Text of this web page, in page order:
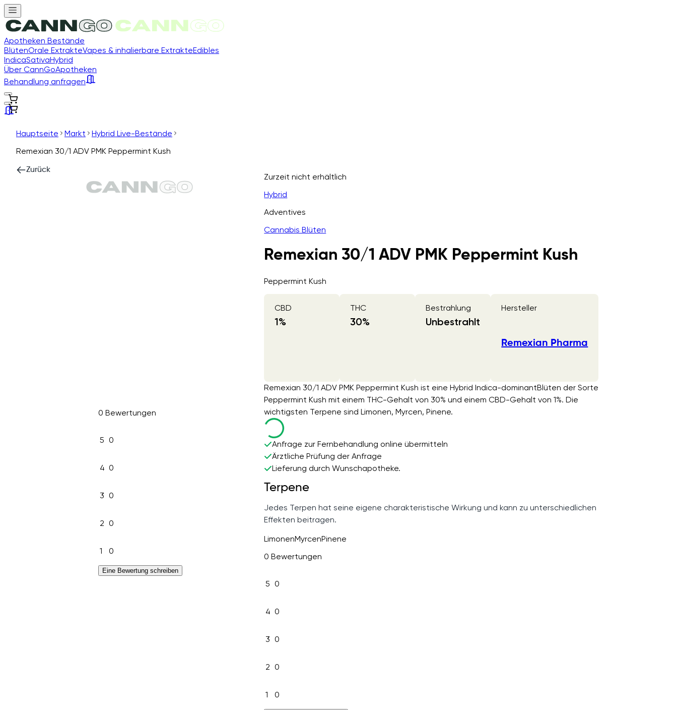
Apotheken Bestände
BlütenOrale ExtrakteVapes & inhalierbare ExtrakteEdibles
IndicaSativaHybrid
Über CannGoApotheken
Behandlung anfragen
Hauptseite Markt
Hybrid Live-Bestände
Remexian 30/1 ADV PMK Peppermint Kush
Zurück
0 Bewertungen
5 0
4 0
3 0
2 0
1 0
Eine Bewertung schreiben
Zurzeit nicht erhältlich
Hybrid
Adventives
Cannabis Blüten
Remexian 30/1 ADV PMK Peppermint Kush
Peppermint Kush
CBD
1%
THC
30%
Bestrahlung
Unbestrahlt
Hersteller
Remexian Pharma
Remexian 30/1 ADV PMK Peppermint Kush ist eine Hybrid Indica-dominantBlüten der Sorte
Peppermint Kush mit einem THC-Gehalt von 30% und einem CBD-Gehalt von 1%. Die
wichtigsten Terpene sind Limonen, Myrcen, Pinene.
Anfrage zur Fernbehandlung online übermitteln
Ärztliche Prüfung der Anfrage
Lieferung durch Wunschapotheke.
Terpene
Jedes Terpen hat seine eigene charakteristische Wirkung und kann zu unterschiedlichen
Effekten beitragen.
LimonenMyrcenPinene
0 Bewertungen
5 0
4 0
3 0
2 0
1 0